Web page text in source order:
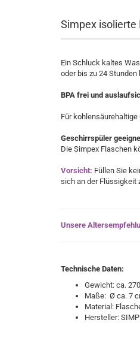
Simpex isolierte
Ein Schluck kaltes
oder bis zu 24 Stunden
BPA frei und
Für
Geschirrspüler
Die Simpex Flaschen
Vorsicht: Füllen Sie
sich an der Flüssigkeit
Unsere
Technische Daten:
Gewicht: ca.
Maße: Ø ca. 7
Material:
Hersteller: